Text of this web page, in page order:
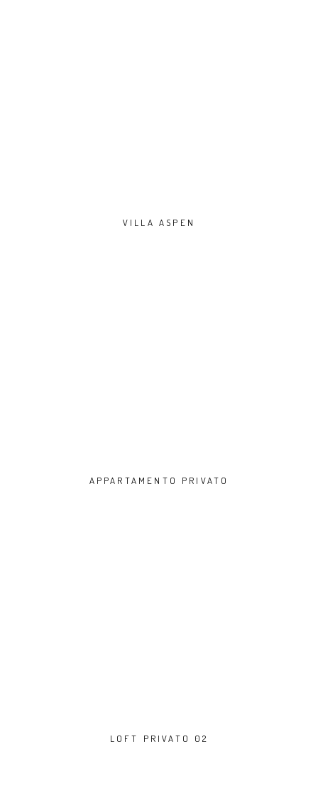
VILLA ASPEN
APPARTAMENTO PRIVATO
LOFT PRIVATO 02